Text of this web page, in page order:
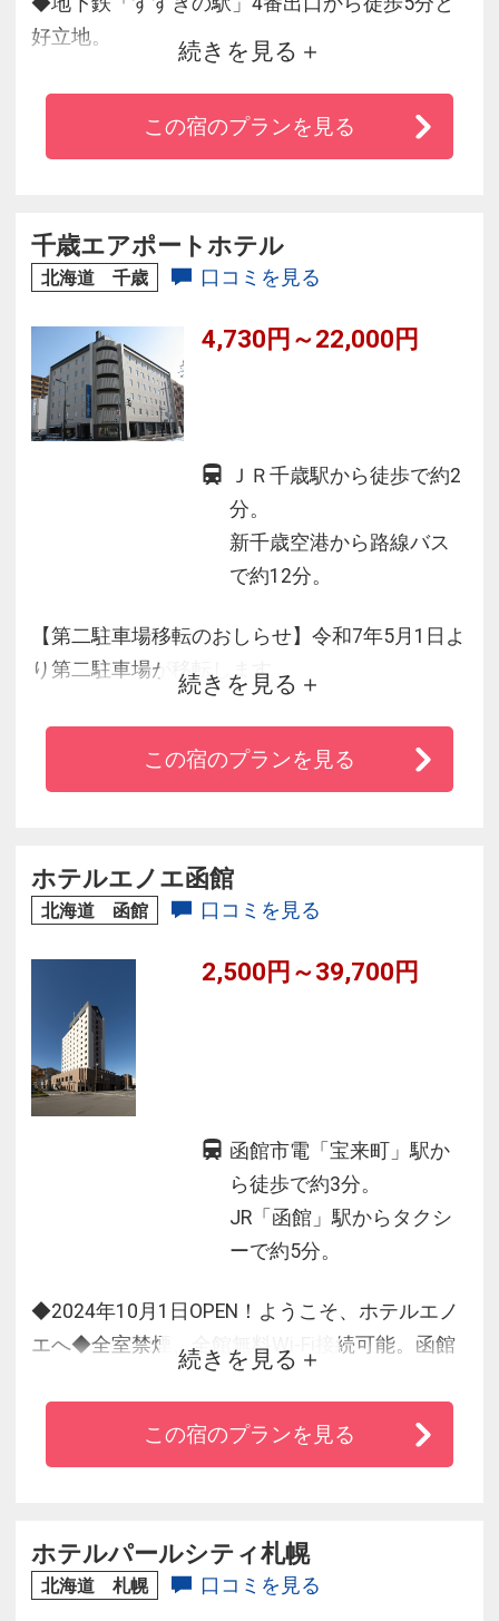
好立地。
◆北海道産食材を取り入れた和洋朝食ビュッフ
ェが大人気♪
◆サウナ付大浴場を完備。
続きを見る
この宿のプランを見る
千歳エアポートホテル
北海道 千歳 口コミを見る
4,730円～22,000円
ＪＲ千歳駅から徒歩で約2
分。
新千歳空港から路線バス
で約12分。
【第二駐車場移転のおしらせ】令和7年5月1日よ
り第二駐車場が移転します
詳細は、ホテルスタッフにお尋ねください
★「新千歳空港」に程近くＪＲ千歳駅徒歩２分
札幌へも快速列車で約３０分！都心へのアクセ
スにも最適です。
続きを見る
この宿のプランを見る
ホテルエノエ函館
北海道 函館 口コミを見る
2,500円～39,700円
函館市電「宝来町」駅か
ら徒歩で約3分。
JR「函館」駅からタクシ
ーで約5分。
◆2024年10月1日OPEN！ようこそ、ホテルエノ
エへ◆全室禁煙、全館無料Wi-Fi接続可能。函館
市電「宝来町」駅より徒歩3分♪天井が高く広々
としたロビーには優雅な雰囲気を演出する暖炉
があり、心地の良いラウンジスペースでは地酒
ではの朝食も！
続きを見る
この宿のプランを見る
ホテルパールシティ札幌
北海道 札幌 口コミを見る